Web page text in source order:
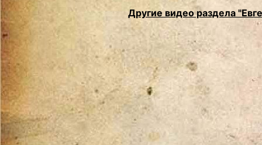
Другие видео раздела